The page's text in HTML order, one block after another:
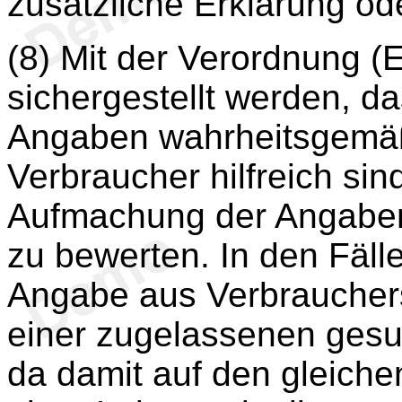
(8) Mit der Verordnung
sichergestellt werden,
Angaben
Verbraucher hilfreich
Aufmachung der
zu bewerten. In den
Angabe aus
einer zugelassenen
da damit auf den